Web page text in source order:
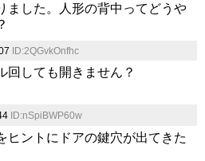
ました。人形の背中ってどうや
ID:2QGvkOnfhc
回しても開きません？
ID:nSpiBWP60w
ントにドアの鍵穴が出てきた